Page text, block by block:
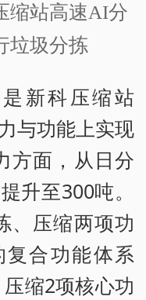
缩站高速AI分
垃圾分拣
新科压缩站
与功能上实现
方面，从日分
升至300吨。
、压缩两项功
复合功能体系
缩2项核心功